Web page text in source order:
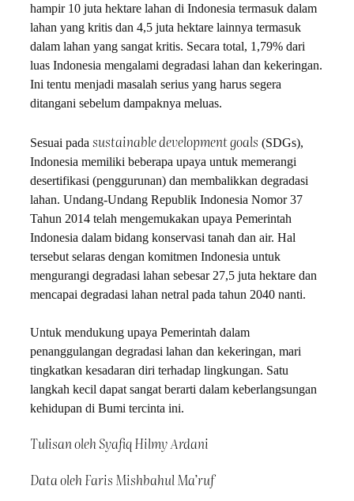
hampir 10 juta hektare lahan di Indonesia termasuk dalam
lahan yang kritis dan 4,5 juta hektare lainnya termasuk
dalam lahan yang sangat kritis. Secara total, 1,79% dari
luas Indonesia mengalami degradasi lahan dan kekeringan.
Ini tentu menjadi masalah serius yang harus segera
ditangani sebelum dampaknya meluas.
Sesuai pada sustainable development goals (SDGs),
Indonesia memiliki beberapa upaya untuk memerangi
desertifikasi (penggurunan) dan membalikkan degradasi
lahan. Undang-Undang Republik Indonesia Nomor 37
Tahun 2014 telah mengemukakan upaya Pemerintah
Indonesia dalam bidang konservasi tanah dan air. Hal
tersebut selaras dengan komitmen Indonesia untuk
mengurangi degradasi lahan sebesar 27,5 juta hektare dan
mencapai degradasi lahan netral pada tahun 2040 nanti.
Untuk mendukung upaya Pemerintah dalam
penanggulangan degradasi lahan dan kekeringan, mari
tingkatkan kesadaran diri terhadap lingkungan. Satu
langkah kecil dapat sangat berarti dalam keberlangsungan
kehidupan di Bumi tercinta ini.
Tulisan oleh Syafiq Hilmy Ardani
Data oleh Faris Mishbahul Ma’ruf